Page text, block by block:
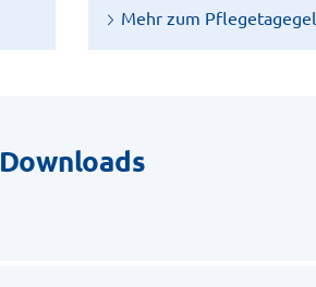
Mehr zum
Downloads